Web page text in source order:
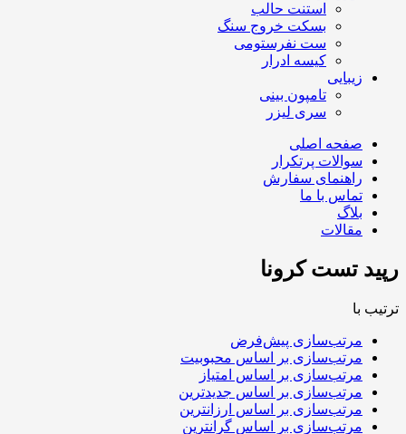
استنت حالب
بسکت خروج سنگ
ست نفرستومی
کیسه ادرار
زیبایی
تامپون بینی
سری لیزر
صفحه اصلی
سوالات پرتکرار
راهنمای سفارش
تماس با ما
بلاگ
مقالات
رپید تست کرونا
ترتیب با
مرتب‌سازی پیش‌فرض
مرتب‌سازی بر اساس محبوبیت
مرتب‌سازی بر اساس امتیاز
مرتب‌سازی بر اساس جدیدترین
مرتب‌سازی بر اساس ارزانترین
مرتب‌سازی بر اساس گرانترین